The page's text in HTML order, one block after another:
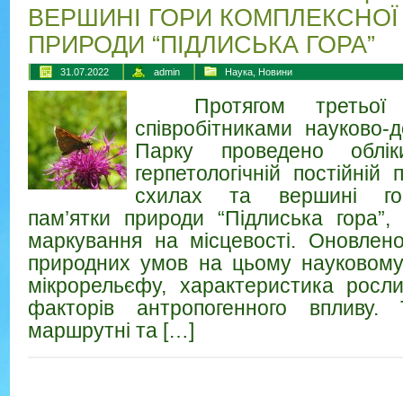
ВЕРШИНІ ГОРИ КОМПЛЕКСНОЇ
ПРИРОДИ “ПІДЛИСЬКА ГОРА”
31.07.2022 admin Наука Новини
Протягом третьої
співробітниками науково-
Парку проведено
герпетологічній
схилах та вершині
пам’ятки природи “Підлиська гора”,
маркування на місцевості.
природних умов на цьому
мікрорельєфу, характеристика
факторів антропогенного
маршрутні та […]